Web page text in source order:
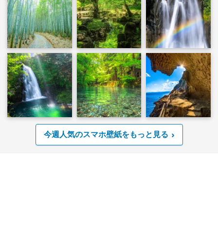
今週人気のスマホ壁紙をもっと見る